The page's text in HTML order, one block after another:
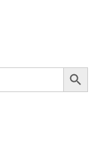
Botón de búsqueda